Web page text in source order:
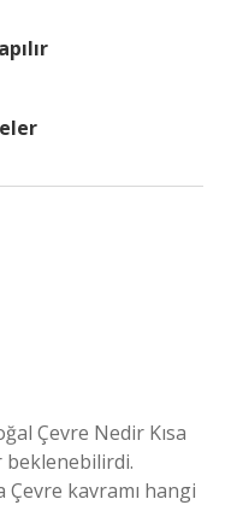
Çevre Nedir Kısa
beklenebilirdi.
Çevre kavramı hangi